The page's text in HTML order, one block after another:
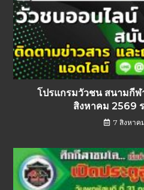
โปรแกรมวัวชน สนามกี
สิงหาคม 2569
7 สิงหาค